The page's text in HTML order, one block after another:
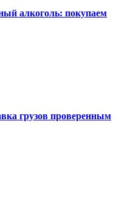
алкоголь: покупаем
грузов проверенным